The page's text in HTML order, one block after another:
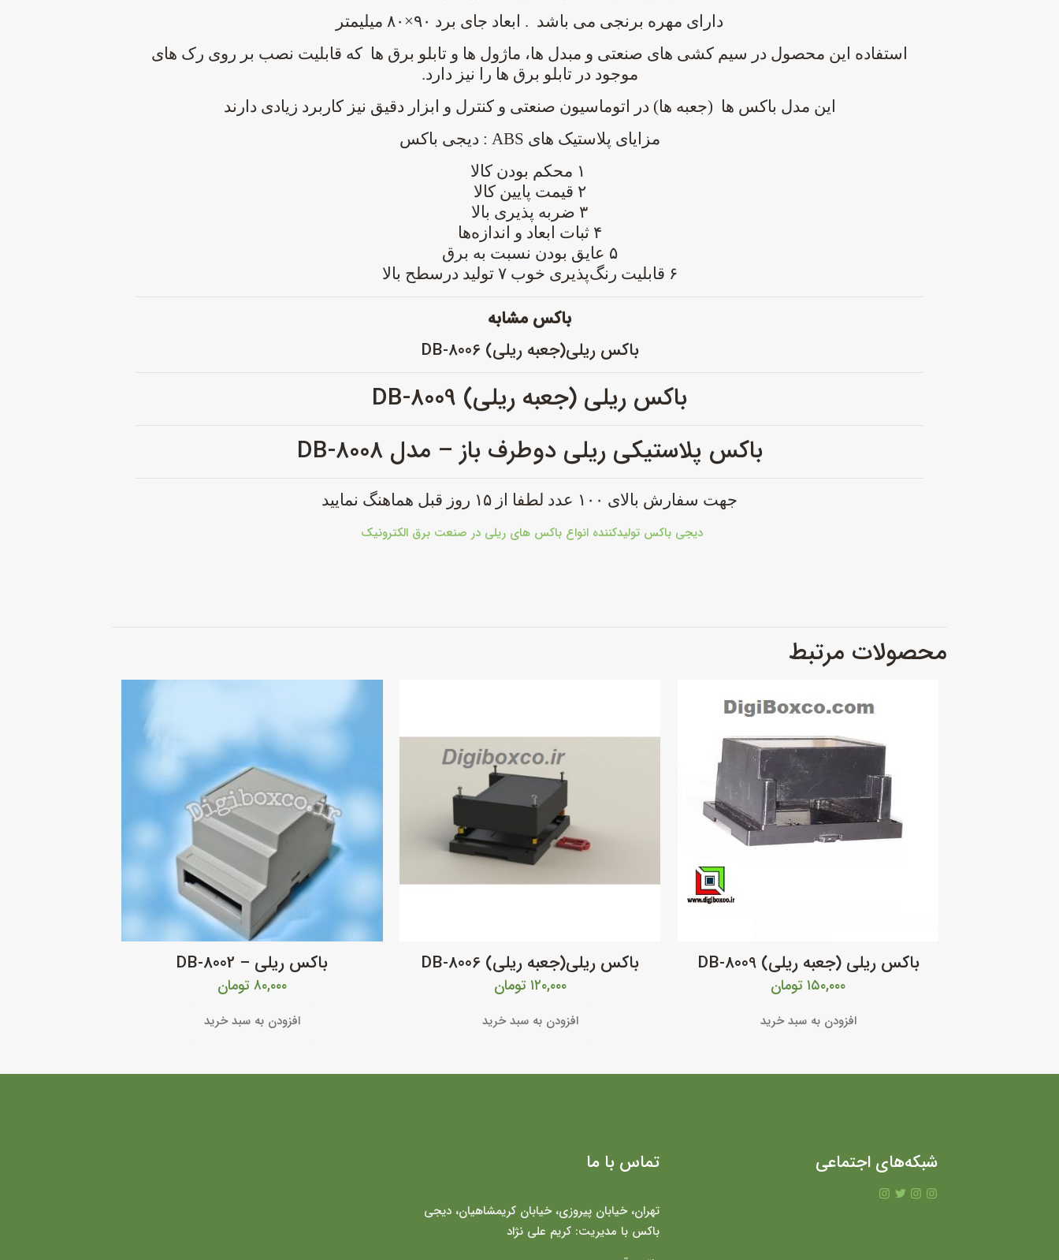
دارای مهره برنجی می باشد . ابعاد جای برد ۹۰×۸۰ میلیمتر
استفاده این محصول در سیم کشی های صنعتی و مبدل ها، ماژول ها و تابلو برق ها که قابلیت نصب بر روی رک های
موجود در تابلو برق ها را نیز دارد.
این مدل باکس ها (جعبه ها) در اتوماسیون صنعتی و کنترل و ابزار دقیق نیز کاربرد زیادی دارند
مزایای پلاستیک های ABS : دیجی باکس
۲ قیمت پایین کالا
۳ ضربه‌ پذیری بالا
۴ ثبات ابعاد و اندازه‌ها
۵ عایق بودن نسبت به برق
۶ قابلیت رنگ‌پذیری خوب
۷ تولید درسطح بالا
باکس مشابه
باکس ریلی(جعبه ریلی) DB-8006
باکس ریلی (جعبه ریلی) DB-8009
باکس پلاستیکی ریلی دوطرف باز – مدل DB-8008
جهت سفارش بالای ۱۰۰ عدد لطفا از ۱۵ روز قبل هماهنگ نمایید
دیجی باکس تولیدکننده انواع باکس های ریلی در صنعت برق الکترونیک
محصولات مرتبط
باکس ریلی (جعبه ریلی) DB-8009
۱۵۰,۰۰۰ تومان
افزودن به سبد خرید
باکس ریلی(جعبه ریلی) DB-8006
۱۲۰,۰۰۰ تومان
افزودن به سبد خرید
باکس ریلی – DB-8002
۸۰,۰۰۰ تومان
افزودن به سبد خرید
شبکه‌های اجتماعی تماس با ما
تهران، خیابان پیروزی، خیابان کریمشاهیان، دیجی
باکس با مدیریت: کریم علی نژاد